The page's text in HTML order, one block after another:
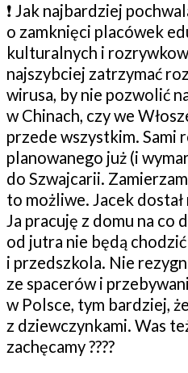
❗ Jak najbardziej
o zamknięci placówek
kulturalnych i
najszybciej zatrzymać
wirusa, by nie pozwolić
w Chinach, czy we
przede wszystkim. Sami
planowanego już (i
do Szwajcarii.
to możliwe. Jacek
Ja pracuję z domu na co
od jutra nie będą chodzić
i przedszkola. Nie
ze spacerów i
w Polsce, tym bardziej,
z dziewczynkami. Was
zachęcamy?‍?‍?‍?